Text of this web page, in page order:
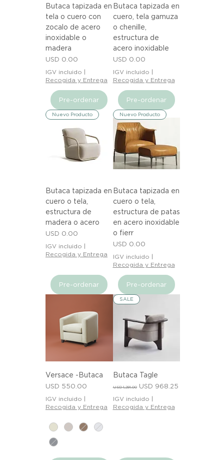
Butaca tapizada en
tela o cuero con
zocalo de acero
inoxidable o
madera
Precio
USD 0.00
IGV incluido
Recogida y Entrega
Pre-ordenar
Butaca tapizada en
cuero, tela gamuza
o chenille,
estructura de
acero inoxidable
Precio
USD 0.00
IGV incluido
Recogida y Entrega
Pre-ordenar
Nuevo Producto
Butaca tapizada en
cuero o tela,
estructura de
madera o acero
Precio
USD 0.00
IGV incluido |
Recogida y Entrega
Pre-ordenar
Nuevo Producto
Butaca tapizada en
cuero o tela,
estructura de patas
en acero inoxidable
o fierr
Precio
USD 0.00
IGV incluido |
Recogida y Entrega
Pre-ordenar
Versace -Butaca
Precio
USD 550.00
IGV incluido
Recogida y Entrega
SALE
Butaca Tagle
Precio
USD 1,291.00 Precio de oferta
USD 968.25
IGV incluido
Recogida y Entrega